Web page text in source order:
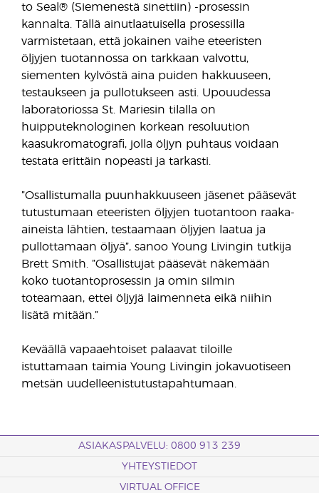
to Seal® (Siemenestä sinettiin) -prosessin
kannalta. Tällä ainutlaatuisella prosessilla
varmistetaan, että jokainen vaihe eteeristen
öljyjen tuotannossa on tarkkaan valvottu,
siementen kylvöstä aina puiden hakkuuseen,
testaukseen ja pullotukseen asti. Upouudessa
laboratoriossa St. Mariesin tilalla on
huipputeknologinen korkean resoluution
kaasukromatografi, jolla öljyn puhtaus voidaan
testata erittäin nopeasti ja tarkasti.
”Osallistumalla puunhakkuuseen jäsenet pääsevät
tutustumaan eteeristen öljyjen tuotantoon raaka-
aineista lähtien, testaamaan öljyjen laatua ja
pullottamaan öljyä”, sanoo Young Livingin tutkija
Brett Smith. ”Osallistujat pääsevät näkemään
koko tuotantoprosessin ja omin silmin
toteamaan, ettei öljyjä laimenneta eikä niihin
lisätä mitään.”
Keväällä vapaaehtoiset palaavat tiloille
istuttamaan taimia Young Livingin jokavuotiseen
metsän uudelleenistutustapahtumaan.
ASIAKASPALVELU: 0800 913 239
YHTEYSTIEDOT
VIRTUAL OFFICE